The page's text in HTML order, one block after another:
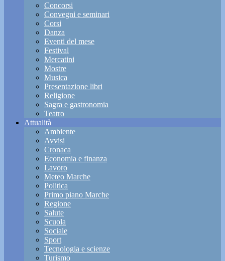
Concorsi
Convegni e seminari
Corsi
Danza
Eventi del mese
Festival
Mercatini
Mostre
Musica
Presentazione libri
Religione
Sagra e gastronomia
Teatro
Attualità
Ambiente
Avvisi
Cronaca
Economia e finanza
Lavoro
Meteo Marche
Politica
Primo piano Marche
Regione
Salute
Scuola
Sociale
Sport
Tecnologia e scienze
Turismo